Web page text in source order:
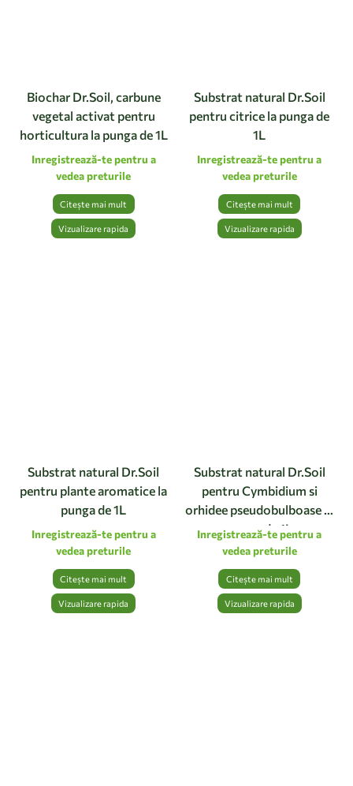
Biochar Dr.Soil, carbune
vegetal activat pentru
horticultura la punga de 1L
Inregistrează-te pentru a
vedea preturile
Citește mai mult
Vizualizare rapida
Substrat natural Dr.Soil
pentru citrice la punga de
1L
Inregistrează-te pentru a
vedea preturile
Citește mai mult
Vizualizare rapida
Substrat natural Dr.Soil
pentru plante aromatice la
punga de 1L
Inregistrează-te pentru a
vedea preturile
Citește mai mult
Vizualizare rapida
Substrat natural Dr.Soil
pentru Cymbidium si
orhidee pseudobulboase la
punga de 1L
Inregistrează-te pentru a
vedea preturile
Citește mai mult
Vizualizare rapida